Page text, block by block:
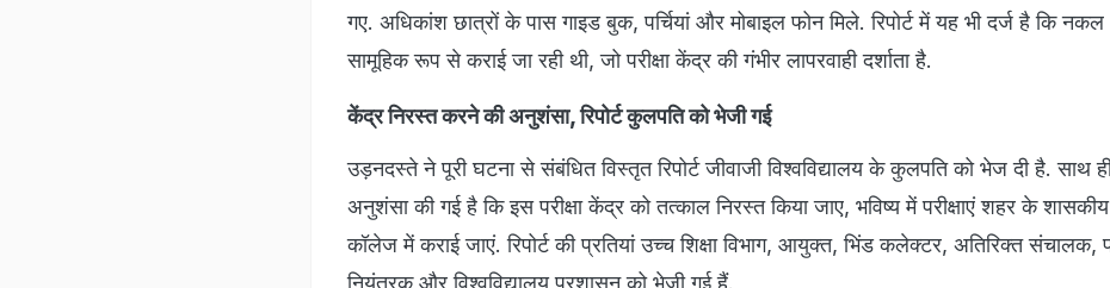
गए. अधिकांश छात्रों के पास गाइड बुक, पर्चियां और मोबाइल फोन मिले. रिपोर्ट में यह भी दर्ज है कि नकल
सामूहिक रूप से कराई जा रही थी, जो परीक्षा केंद्र की गंभीर लापरवाही दर्शाता है.
केंद्र निरस्त करने की अनुशंसा, रिपोर्ट कुलपति को भेजी गई
उड़नदस्ते ने पूरी घटना से संबंधित विस्तृत रिपोर्ट जीवाजी विश्वविद्यालय के कुलपति को भेज दी है. साथ
अनुशंसा की गई है कि इस परीक्षा केंद्र को तत्काल निरस्त किया जाए, भविष्य में परीक्षाएं शहर के शासकीय
कॉलेज में कराई जाएं. रिपोर्ट की प्रतियां उच्च शिक्षा विभाग, आयुक्त, भिंड कलेक्टर, अतिरिक्त संचालक,
नियंत्रक और विश्वविद्यालय प्रशासन को भेजी गई हैं.